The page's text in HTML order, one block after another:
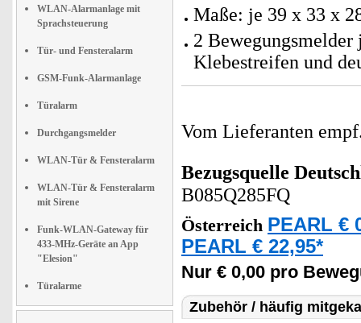
WLAN-Alarmanlage mit
Sprachsteuerung
Tür- und Fensteralarm
GSM-Funk-Alarmanlage
Türalarm
Durchgangsmelder
WLAN-Tür & Fensteralarm
WLAN-Tür & Fensteralarm
mit Sirene
Funk-WLAN-Gateway für
433-MHz-Geräte an App
"Elesion"
Türalarme
Maße: je 39 x 33 x
2
Klebestreifen und
Vom Lieferanten
Bezugsquelle
B085Q285FQ
Österreich PEARL €
PEARL € 22,95*
Nur € 0,00 pro
Zubehör / häufig